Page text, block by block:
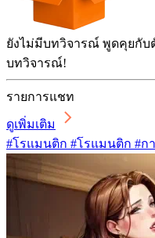
ยังไม่มีบทวิจารณ์ พูดคุยกับ
บทวิจารณ์!
รายการแชท
ดูเพิ่มเติม
#โรแมนติก #โรแมนติก #ก